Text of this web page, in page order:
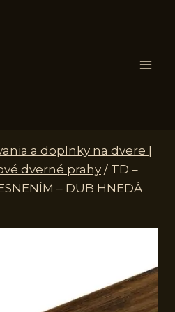
a doplnky na dvere |
dverné prahy / TD –
– DUB HNEDÁ